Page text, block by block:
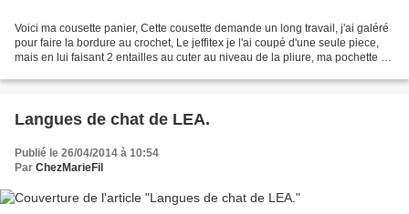
Voici ma cousette panier, Cette cousette demande un long travail, j'ai galéré
pour faire la bordure au crochet, Le jeffitex je l'ai coupé d'une seule piece,
mais en lui faisant 2 entailles au cuter au niveau de la pliure, ma pochette se
Langues de chat de LEA.
Publié le 26/04/2014 à 10:54
Par ChezMarieFil